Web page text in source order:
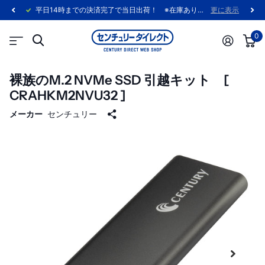
平日14時までの決済完了で当日出荷！ ※在庫あり製品に限ります。 更に表示
0
裸族のM.2 NVMe SSD 引越キット [
CRAHKM2NVU32 ]
メーカー センチュリー